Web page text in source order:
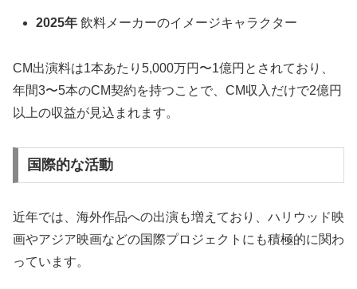
2025年 飲料メーカーのイメージキャラクター
CM出演料は1本あたり5,000万円〜1億円とされており、
年間3〜5本のCM契約を持つことで、CM収入だけで2億円
以上の収益が見込まれます。
国際的な活動
近年では、海外作品への出演も増えており、ハリウッド映
画やアジア映画などの国際プロジェクトにも積極的に関わ
っています。